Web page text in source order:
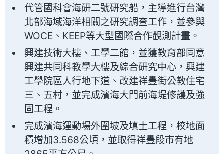
代管國科會海研二號研究船，主導進行台灣
北部海域海洋相關之研究調查工作，並參與
WOCE、KEEP等大型國際合作觀測計畫。
興建技術大樓、工學二館，並獲教育部同意
興建共同科教學大樓及綜合研究中心，興建
工學院區人行地下道、改建祥豐街公教住宅
三、五村，並完成濱海大門前海堤修護及強
固工程。
完成濱海運動場外圍坡及填土工程，校地面
積增加3.568公頃，並取得祥豐段市有地